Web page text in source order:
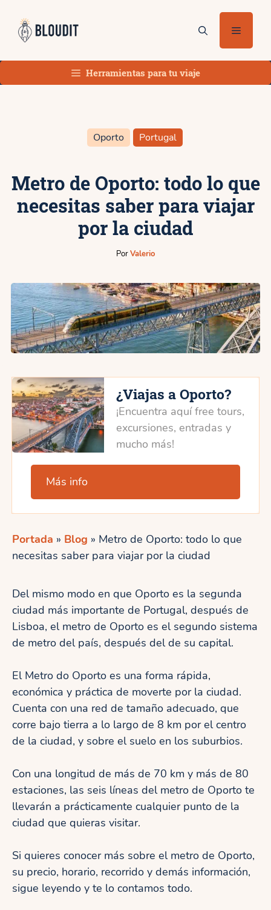
contenido
Menú
Herramientas para tu viaje
Oporto Portugal
Metro de Oporto: todo lo que
necesitas saber para viajar
por la ciudad
PorValerio
¿Viajas a Oporto?
¡Encuentra aquí free tours,
excursiones, entradas y
mucho más!
Más info
Portada » Blog » Metro de Oporto: todo lo que
necesitas saber para viajar por la ciudad
Del mismo modo en que Oporto es la segunda
ciudad más importante de Portugal, después de
Lisboa, el metro de Oporto es el segundo sistema
de metro del país, después del de su capital.
El Metro do Oporto es una forma rápida,
económica y práctica de moverte por la ciudad.
Cuenta con una red de tamaño adecuado, que
corre bajo tierra a lo largo de 8 km por el centro
de la ciudad, y sobre el suelo en los suburbios.
Con una longitud de más de 70 km y más de 80
estaciones, las seis líneas del metro de Oporto te
llevarán a prácticamente cualquier punto de la
ciudad que quieras visitar.
Si quieres conocer más sobre el metro de Oporto,
su precio, horario, recorrido y demás información,
sigue leyendo y te lo contamos todo.